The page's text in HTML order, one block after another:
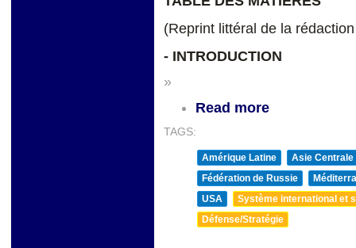
(Reprint littéral de la
- INTRODUCTION
»
Read more
TAGS:
Amérique Latine
Asie Centrale
Fédération de Russie
USA
Système international et
Défense/Stratégie